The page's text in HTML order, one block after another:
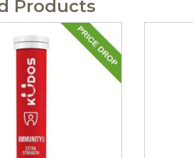
Products